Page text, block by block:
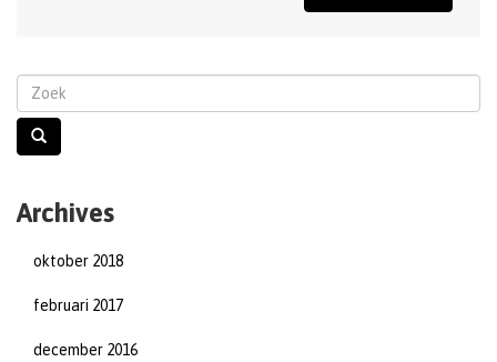
Archives
oktober 2018
februari 2017
december 2016